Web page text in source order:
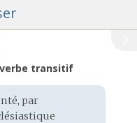
verbe transitif
par